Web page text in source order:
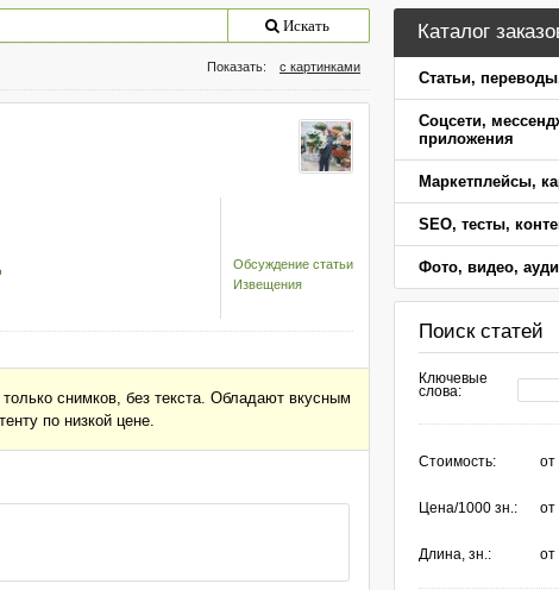
Каталог
Статьи,
Соцсети,
приложения
Маркетплейсы,
SEO, тесты,
Фото, видео,
Поиск статей
Ключевые
слова:
Стоимость: от
Цена/1000 зн.: от
Длина, зн.: от
Искать
Показать: с картинками
Обсуждение статьи
Извещения
снимков, без текста. Обладают вкусным
по низкой цене.